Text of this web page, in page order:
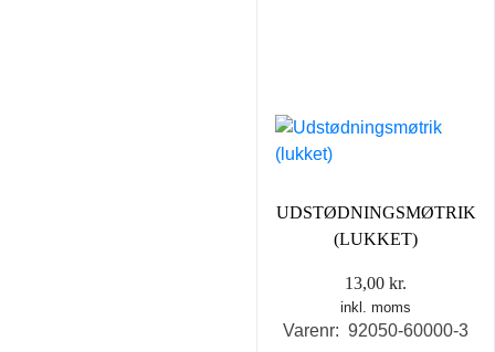
UDSTØDNINGSMØTRIK
(LUKKET)
13,00 kr.
inkl. moms
Varenr: 92050-60000-3